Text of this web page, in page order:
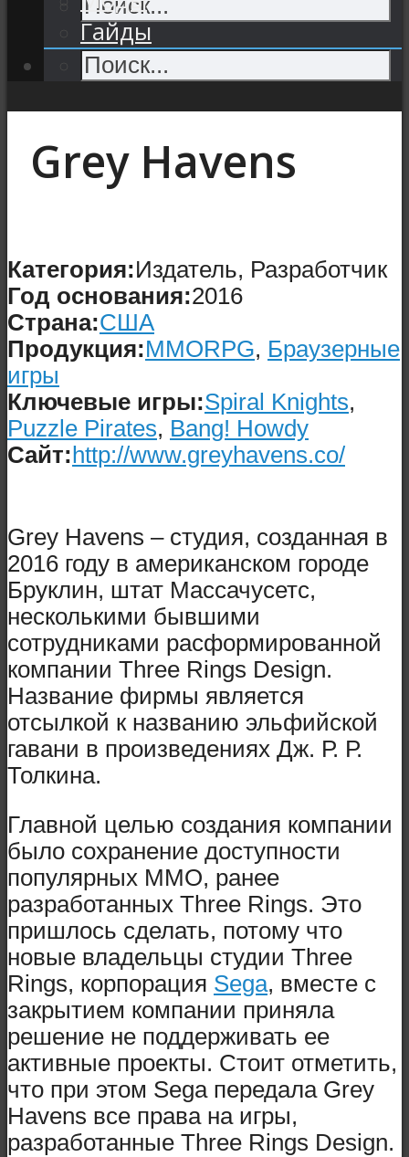
Гайды
Grey Havens
Категория:Издатель, Разработчик
Год основания:2016
Страна:США
Продукция:MMORPG, Браузерные
игры
Ключевые игры:Spiral Knights,
Puzzle Pirates, Bang! Howdy
Сайт:http://www.greyhavens.co/
Grey Havens – студия, созданная в
2016 году в американском городе
Бруклин, штат Массачусетс,
несколькими бывшими
сотрудниками расформированной
компании Three Rings Design.
Название фирмы является
отсылкой к названию эльфийской
гавани в произведениях Дж. Р. Р.
Толкина.
Главной целью создания компании
было сохранение доступности
популярных ММО, ранее
разработанных Three Rings. Это
пришлось сделать, потому что
новые владельцы студии Three
Rings, корпорация Sega, вместе с
закрытием компании приняла
решение не поддерживать ее
активные проекты. Стоит отметить,
что при этом Sega передала Grey
Havens все права на игры,
разработанные Three Rings Design.